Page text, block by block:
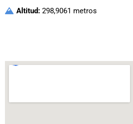
Altitud:298,9061 metros